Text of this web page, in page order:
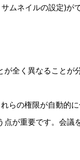
ムネイルの設定)が
全く異なることが
らの権限が自動的に
が重要です。会議